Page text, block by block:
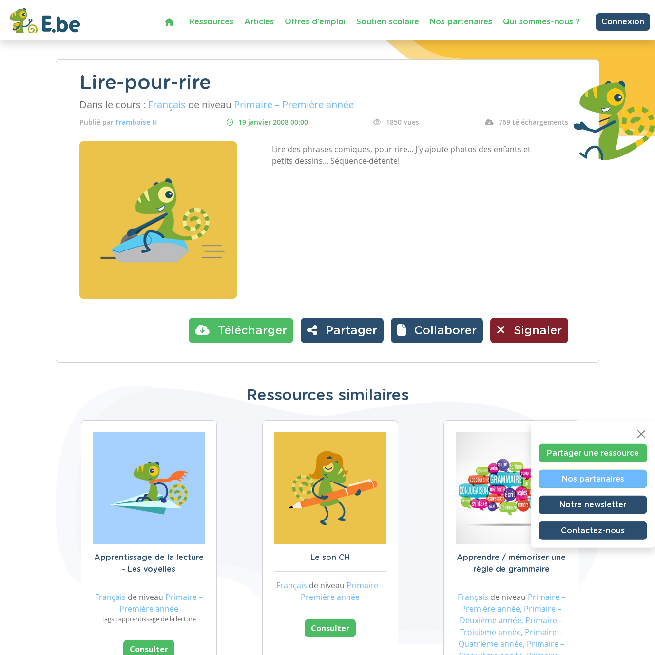
Ressources Articles Offres d'emploi Soutien scolaire Nos partenaires Qui sommes-nous ? Connexion
Lire-pour-rire
Dans le cours : Français de niveau Primaire – Première année
Publié par Framboise H 19 janvier 2008 00:00 1850 vues 769 téléchargements
Lire des phrases comiques, pour rire... J'y ajoute photos des enfants et
petits dessins... Séquence-détente!
Télécharger Partager Collaborer Signaler
Ressources similaires
Apprentissage de la lecture
- Les voyelles
Français de niveau Primaire –
Première année
Tags : apprentissage de la lecture
Consulter
Le son CH
Français de niveau Primaire –
Première année
Consulter
Apprendre / mémoriser une
règle de grammaire
Français de niveau Primaire –
Première année, Primaire –
Deuxième année, Primaire –
Troisième année, Primaire –
Quatrième année, Primaire –
Partager une ressource
Nos partenaires
Notre newsletter
Contactez-nous